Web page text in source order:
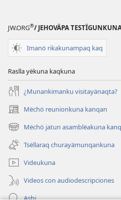
JW.ORG®/ JEHOVÄPA
Imanö rikakunampaq kaq
Raslla yëkuna kaqkuna
¿Munankimanku visitayänaqta?
Mëchö reunionkuna kanqan
(abre
una
nueva
ventana)
Mëchö jatun asamblëakuna
(abre
una
nueva
ventana)
Tsëllaraq churayämunqankuna
Videukuna
Videos con audiodescripciones
Ashi